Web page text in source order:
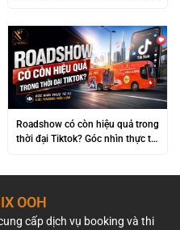
Roadshow có còn hiệu quả trong
thời đại Tiktok? Góc nhìn thực tế
OOH
cấp dịch vụ booking và thi